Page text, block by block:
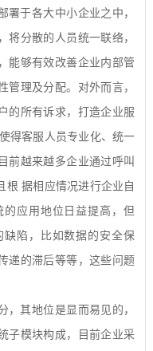
署于各大中小企业之中，
将分散的人员统一联络，
能够有效改善企业内部管
管理及分配。对外而言，
的所有诉求，打造企业服
得客服人员专业化、统一
前越来越多企业通过呼叫
根 据相应情况进行企业自
应用地位日益提高，但
陷，比如数据的安全保
递的滞后等等，这些问题
，其地位是显而易见的，
子模块构成，目前企业采